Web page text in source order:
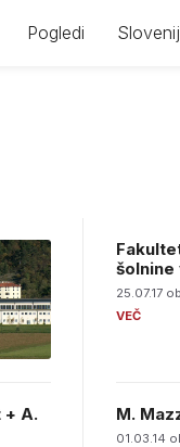
Pogledi
šolnine
25.07.17
+ A.
M.
01.03.14